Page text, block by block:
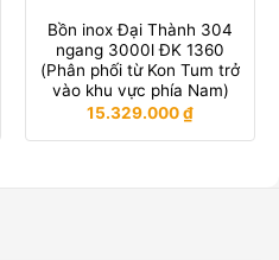
Bồn inox Đại Thành 304
ngang 3000l ĐK 1360
(Phân phối từ Kon Tum trở
vào khu vực phía Nam)
15.329.000₫